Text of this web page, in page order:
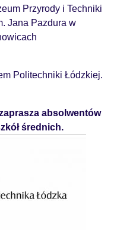
Przyrody i Techniki
Jana Pazdura w
Politechniki Łódzkiej.
absolwentów
średnich.